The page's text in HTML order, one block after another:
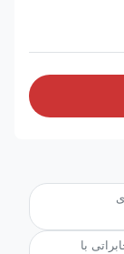
با